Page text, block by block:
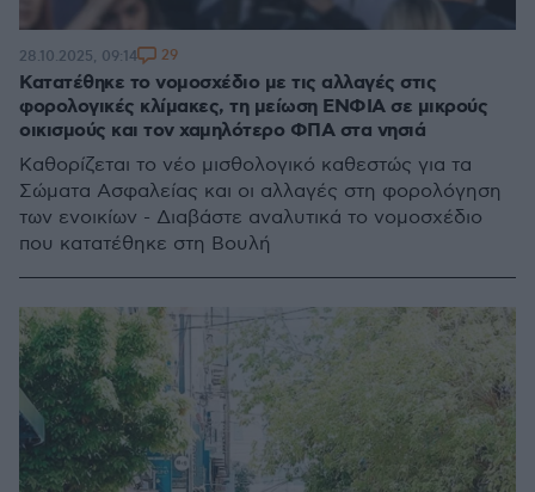
Κατατέθηκε το νομοσχέδιο με τις αλλαγές στις
φορολογικές κλίμακες, τη μείωση ΕΝΦΙΑ σε μικρούς
οικισμούς και τον χαμηλότερο ΦΠΑ στα νησιά
Καθορίζεται το νέο μισθολογικό καθεστώς για τα
Σώματα Ασφαλείας και οι αλλαγές στη φορολόγηση
των ενοικίων - Διαβάστε αναλυτικά το νομοσχέδιο
που κατατέθηκε στη Βουλή
28.10.2025, 09:14 29